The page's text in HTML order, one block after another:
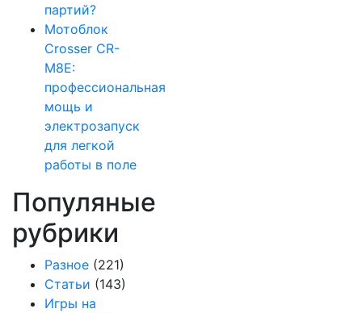
партий?
Мотоблок
Crosser CR-
M8E:
профессиональная
мощь и
электрозапуск
для легкой
работы в поле
Популяные
рубрики
Разное (221)
Статьи (143)
Игры на